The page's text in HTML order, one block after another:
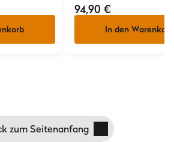
94,90 €
In den Warenkorb
zum Seitenanfang